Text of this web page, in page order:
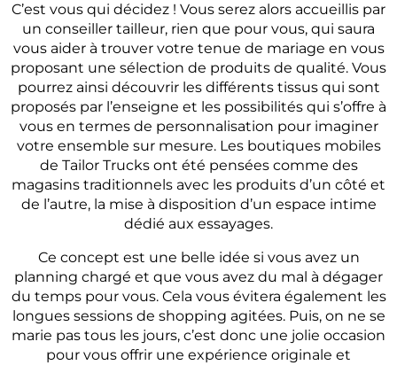
C’est vous qui décidez ! Vous serez alors accueillis par
un conseiller tailleur, rien que pour vous, qui saura
vous aider à trouver votre tenue de mariage en vous
proposant une sélection de produits de qualité. Vous
pourrez ainsi découvrir les différents tissus qui sont
proposés par l’enseigne et les possibilités qui s’offre à
vous en termes de personnalisation pour imaginer
votre ensemble sur mesure. Les boutiques mobiles
de Tailor Trucks ont été pensées comme des
magasins traditionnels avec les produits d’un côté et
de l’autre, la mise à disposition d’un espace intime
dédié aux essayages.
Ce concept est une belle idée si vous avez un
planning chargé et que vous avez du mal à dégager
du temps pour vous. Cela vous évitera également les
longues sessions de shopping agitées. Puis, on ne se
marie pas tous les jours, c’est donc une jolie occasion
pour vous offrir une expérience originale et